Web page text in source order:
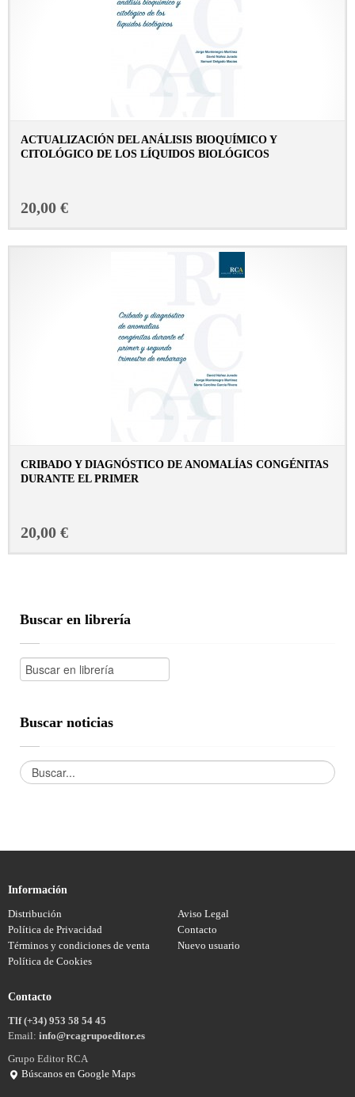
ACTUALIZACIÓN DEL ANÁLISIS BIOQUÍMICO Y
CITOLÓGICO DE LOS LÍQUIDOS BIOLÓGICOS
20,00 €
CRIBADO Y DIAGNÓSTICO DE ANOMALÍAS CONGÉNITAS
DURANTE EL PRIMER
20,00 €
Buscar en librería
Buscar noticias
Información
Distribución
Aviso Legal
Política de Privacidad
Contacto
Términos y condiciones de venta
Nuevo usuario
Política de Cookies
Contacto
Tlf (+34) 953 58 54 45
Email: info@rcagrupoeditor.es
Grupo Editor RCA
Búscanos en Google Maps